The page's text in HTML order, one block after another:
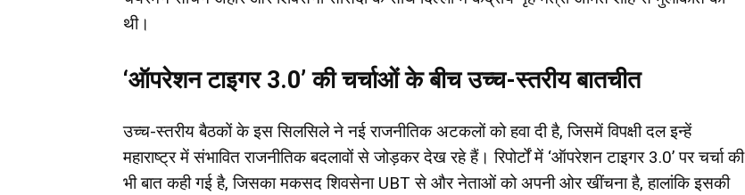
थी।
‘ऑपरेशन टाइगर 3.0’ की चर्चाओं के बीच उच्च-स्तरीय बातचीत
उच्च-स्तरीय बैठकों के इस सिलसिले ने नई राजनीतिक अटकलों को हवा दी है, जिसमें विपक्षी दल इन्हें
महाराष्ट्र में संभावित राजनीतिक बदलावों से जोड़कर देख रहे हैं। रिपोर्टों में ‘ऑपरेशन टाइगर 3.0’ पर चर्चा की
भी बात कही गई है, जिसका मकसद शिवसेना UBT से और नेताओं को अपनी ओर खींचना है, हालांकि इसकी